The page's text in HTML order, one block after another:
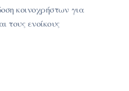
κοινοχρήστων για
τους ενοίκους